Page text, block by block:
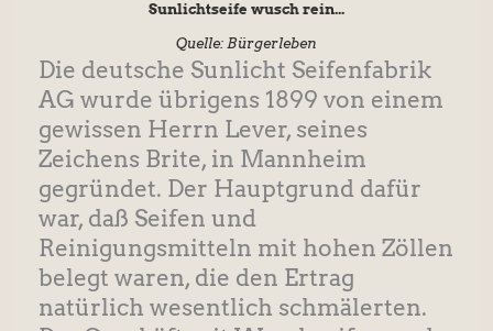
Sunlichtseife wusch rein...
Quelle: Bürgerleben
Die deutsche Sunlicht Seifenfabrik
AG wurde übrigens 1899 von einem
gewissen Herrn Lever, seines
Zeichens Brite, in Mannheim
gegründet. Der Hauptgrund dafür
war, daß Seifen und
Reinigungsmitteln mit hohen Zöllen
belegt waren, die den Ertrag
natürlich wesentlich schmälerten.